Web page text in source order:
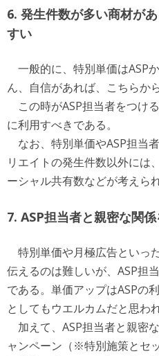
6. 発生件数が多い商材が
すい
一般的に、特別単価はASP
ん、自信があれば、こちらか
この時がASP担当者をつけ
に利用すべきである。
なお、特別単価やASP担当
リエイトの発生件数以外には
ーシャル共有数などが考えられ
7. ASP担当者と親密な関
特別単価や月極広告といっ
伝えるのは難しいが、ASP担
である。単価アップはASPの
としてもウエルカムだと思われ
加えて、ASP担当者と親密
ャンペーン（※特別施策とセ